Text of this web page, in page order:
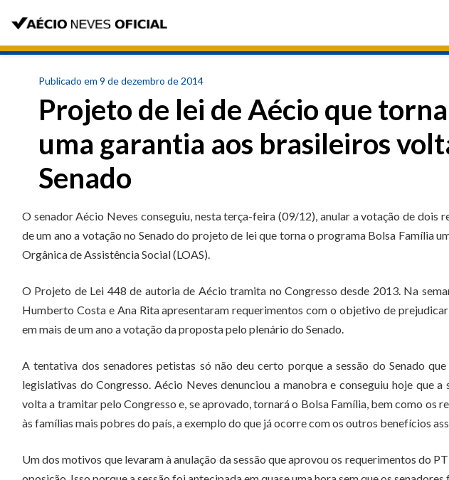
Publicado em 9 de dezembro de 2014
Projeto de lei de Aécio que
uma garantia aos brasileiros
Senado
O senador Aécio Neves conseguiu, nesta terça-feira (09/12), anular a votação de dois
de um ano a votação no Senado do projeto de lei que torna o programa Bolsa Família
Orgânica de Assistência Social (LOAS).
O Projeto de Lei 448 de autoria de Aécio tramita no Congresso desde 2013. Na
Humberto Costa e Ana Rita apresentaram requerimentos com o objetivo de
em mais de um ano a votação da proposta pelo plenário do Senado.
A tentativa dos senadores petistas só não deu certo porque a sessão do Senado
legislativas do Congresso. Aécio Neves denunciou a manobra e conseguiu hoje que
volta a tramitar pelo Congresso e, se aprovado, tornará o Bolsa Família, bem como os
às famílias mais pobres do país, a exemplo do que já ocorre com os outros benefícios
Um dos motivos que levaram à anulação da sessão que aprovou os requerimentos do